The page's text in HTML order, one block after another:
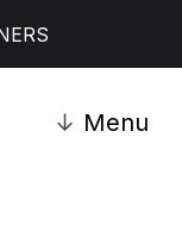
↓ Menu